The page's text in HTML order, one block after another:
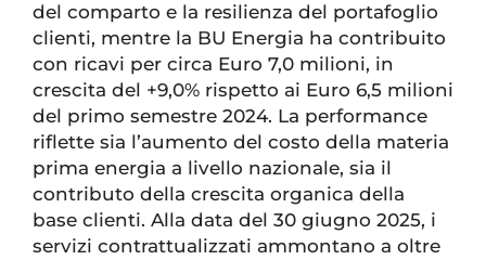
del comparto e la resilienza del portafoglio
clienti, mentre la BU Energia ha contribuito
con ricavi per circa Euro 7,0 milioni, in
crescita del +9,0% rispetto ai Euro 6,5 milioni
del primo semestre 2024. La performance
riflette sia l’aumento del costo della materia
prima energia a livello nazionale, sia il
contributo della crescita organica della
base clienti. Alla data del 30 giugno 2025, i
servizi contrattualizzati ammontano a oltre